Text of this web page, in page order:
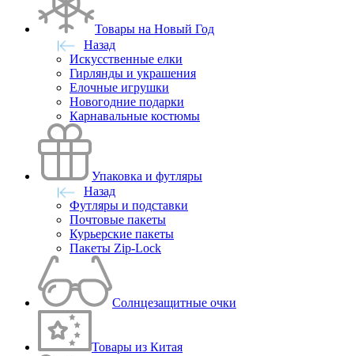
Товары на Новый Год
Назад
Искусственные елки
Гирлянды и украшения
Елочные игрушки
Новогодние подарки
Карнавальные костюмы
Упаковка и футляры
Назад
Футляры и подставки
Почтовые пакеты
Курьерские пакеты
Пакеты Zip-Lock
Солнцезащитные очки
Товары из Китая